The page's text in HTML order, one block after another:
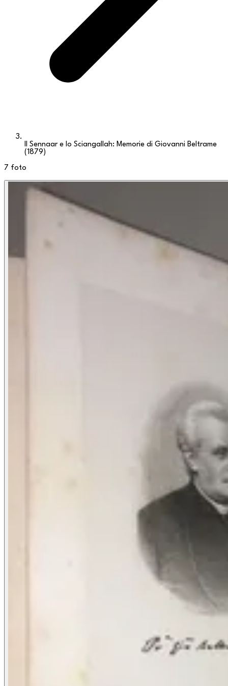
Il Sennaar e lo Sciangallah: Memorie di Giovanni Beltrame
(1879)
7 foto